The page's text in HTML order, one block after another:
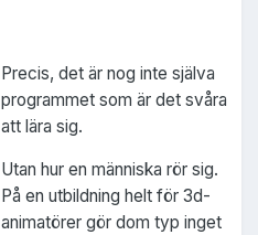
Precis, det är nog inte själva
programmet som är det svåra
att lära sig.
Utan hur en människa rör sig.
På en utbildning helt för 3d-
animatörer gör dom typ inget